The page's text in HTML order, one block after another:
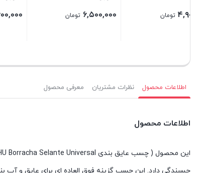
۴,۶۰۰,۰۰۰ ۱,۵۰۰,۰۰۰
اطلاعات محصول نظرات مشتریان معرفی محصول
اطلاعات محصول
چسبندگی دارد. این چسب گزینه فوق العاده ای برای عایق و آب